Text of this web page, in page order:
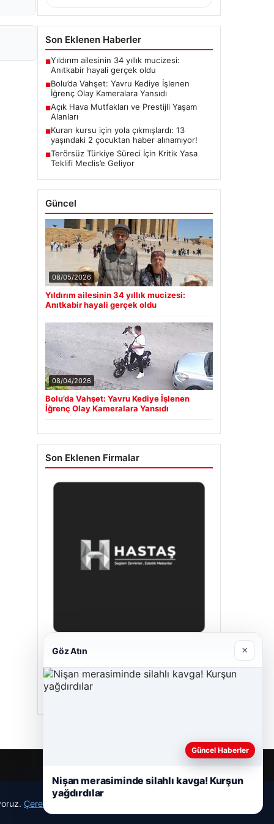
Son Eklenen Haberler
■Yıldırım ailesinin 34 yıllık mucizesi:
Anıtkabir hayali gerçek oldu
■Bolu’da Vahşet: Yavru Kediye İşlenen
İğrenç Olay Kameralara Yansıdı
■Açık Hava Mutfakları ve Prestijli Yaşam
Alanları
■Kuran kursu için yola çıkmışlardı: 13
yaşındaki 2 çocuktan haber alınamıyor!
■Terörsüz Türkiye Süreci İçin Kritik Yasa
Teklifi Meclis’e Geliyor
Güncel
08/05/2026
Yıldırım ailesinin 34 yıllık mucizesi:
Anıtkabir hayali gerçek oldu
08/04/2026
Bolu’da Vahşet: Yavru Kediye İşlenen
İğrenç Olay Kameralara Yansıdı
Son Eklenen Firmalar
Hastaş Beton
05/26/2026
Çerez Politikamız
Göz Atın ×
Güncel Haberler
Nişan merasiminde silahlı kavga! Kurşun
yağdırdılar